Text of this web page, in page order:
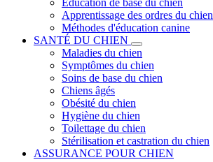
Education de base du chien
Apprentissage des ordres du chien
Méthodes d'éducation canine
SANTÉ DU CHIEN
Maladies du chien
Symptômes du chien
Soins de base du chien
Chiens âgés
Obésité du chien
Hygiène du chien
Toilettage du chien
Stérilisation et castration du chien
ASSURANCE POUR CHIEN